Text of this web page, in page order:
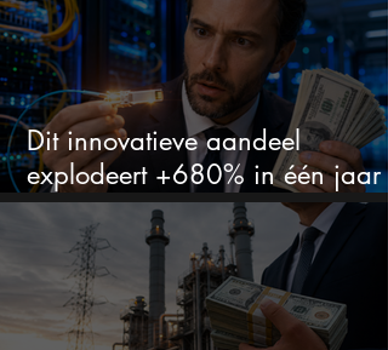
Dit innovatieve aandeel
explodeert +680% in één jaar
en blijft maar stijgen